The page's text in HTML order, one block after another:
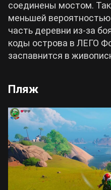
соединены мостом.
меньшей
часть деревни из-за
коды острова в ЛЕГО
заспавнится в
Пляж